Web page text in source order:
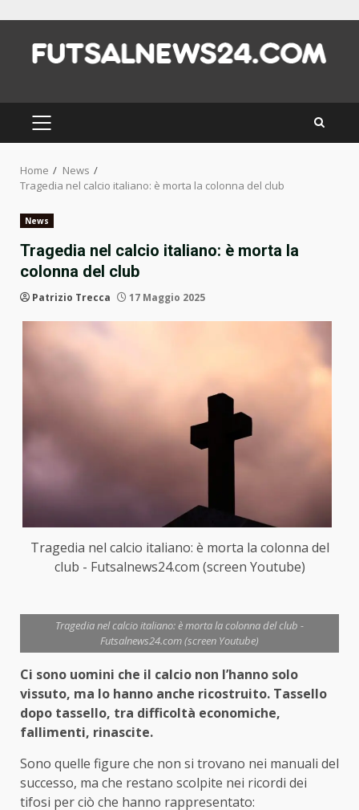
content
PRIMARY
MENU
Home
News
Tragedia nel calcio italiano: è morta la colonna del club
News
Tragedia nel calcio italiano: è morta la
colonna del club
Patrizio Trecca 17 Maggio 2025
Tragedia nel calcio italiano: è morta la colonna del
club - Futsalnews24.com (screen Youtube)
Tragedia nel calcio italiano: è morta la colonna del club -
Futsalnews24.com (screen Youtube)
Ci sono uomini che il calcio non l’hanno solo
vissuto, ma lo hanno anche ricostruito. Tassello
dopo tassello, tra difficoltà economiche,
fallimenti, rinascite.
Sono quelle figure che non si trovano nei manuali del
successo, ma che restano scolpite nei ricordi dei
tifosi per ciò che hanno rappresentato: